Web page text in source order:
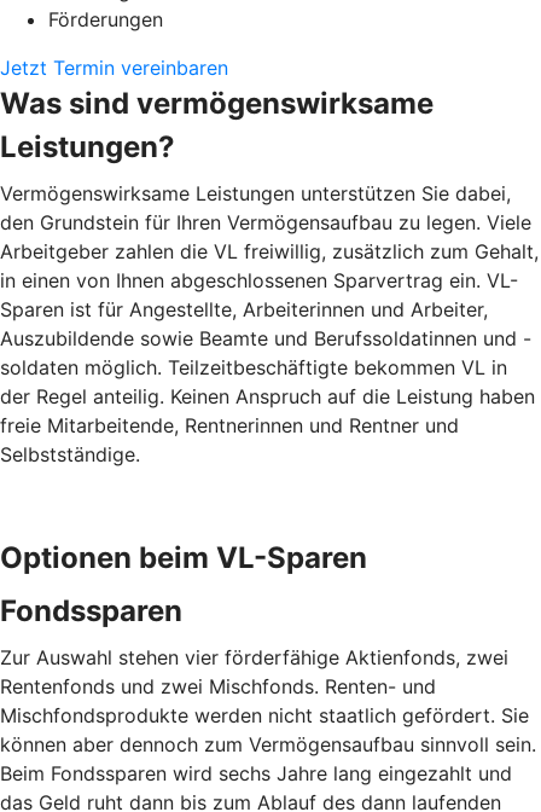
Förderungen
Jetzt Termin vereinbaren
Was sind vermögenswirksame
Leistungen?
Vermögenswirksame Leistungen unterstützen Sie dabei,
den Grundstein für Ihren Vermögensaufbau zu legen. Viele
Arbeitgeber zahlen die VL freiwillig, zusätzlich zum Gehalt,
in einen von Ihnen abgeschlossenen Sparvertrag ein. VL-
Sparen ist für Angestellte, Arbeiterinnen und Arbeiter,
Auszubildende sowie Beamte und Berufssoldatinnen und -
soldaten möglich. Teilzeitbeschäftigte bekommen VL in
der Regel anteilig. Keinen Anspruch auf die Leistung haben
freie Mitarbeitende, Rentnerinnen und Rentner und
Selbstständige.
Optionen beim VL-Sparen
Fondssparen
Zur Auswahl stehen vier förderfähige Aktienfonds, zwei
Rentenfonds und zwei Mischfonds. Renten- und
Mischfondsprodukte werden nicht staatlich gefördert. Sie
können aber dennoch zum Vermögensaufbau sinnvoll sein.
Beim Fondssparen wird sechs Jahre lang eingezahlt und
das Geld ruht dann bis zum Ablauf des dann laufenden